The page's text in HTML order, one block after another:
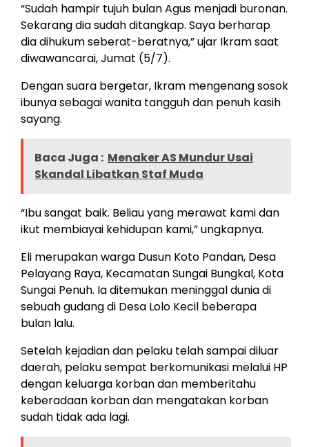
“Sudah hampir tujuh bulan Agus menjadi buronan.
Sekarang dia sudah ditangkap. Saya berharap
dia dihukum seberat-beratnya,” ujar Ikram saat
diwawancarai, Jumat (5/7).
Dengan suara bergetar, Ikram mengenang sosok
ibunya sebagai wanita tangguh dan penuh kasih
sayang.
Baca Juga : Menaker AS Mundur Usai
Skandal Libatkan Staf Muda
“Ibu sangat baik. Beliau yang merawat kami dan
ikut membiayai kehidupan kami,” ungkapnya.
Eli merupakan warga Dusun Koto Pandan, Desa
Pelayang Raya, Kecamatan Sungai Bungkal, Kota
Sungai Penuh. Ia ditemukan meninggal dunia di
sebuah gudang di Desa Lolo Kecil beberapa
bulan lalu.
Setelah kejadian dan pelaku telah sampai diluar
daerah, pelaku sempat berkomunikasi melalui HP
dengan keluarga korban dan memberitahu
keberadaan korban dan mengatakan korban
sudah tidak ada lagi.